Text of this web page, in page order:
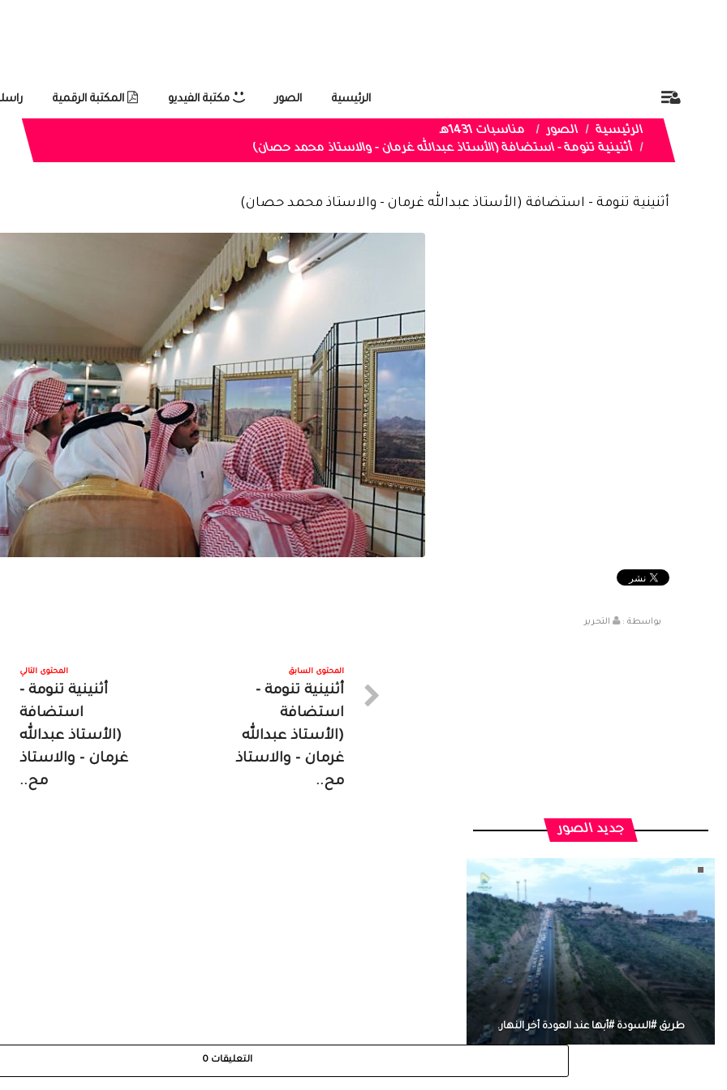
الرئيسية الصور مكتبة الفيديو المكتبة الرقمية
الرئيسية الصور
مناسبات 1431هـ
أثنينية تنومة - استضافة (الأستاذ عبدالله غرمان - والاستاذ محمد حصان)
أثنينية تنومة - استضافة (الأستاذ عبدالله غرمان - والاستاذ محمد حصان)
بواسطة : التحرير
المحتوى السابق
أثنينية تنومة -
استضافة
(الأستاذ عبدالله
غرمان - والاستاذ
مح..
المحتوى التالي
أثنينية تنومة -
استضافة
(الأستاذ عبدالله
غرمان - والاستاذ
مح..
جديد الصور
طريق #السودة #أبها عند العودة أخر النهار.
التعليقات 0